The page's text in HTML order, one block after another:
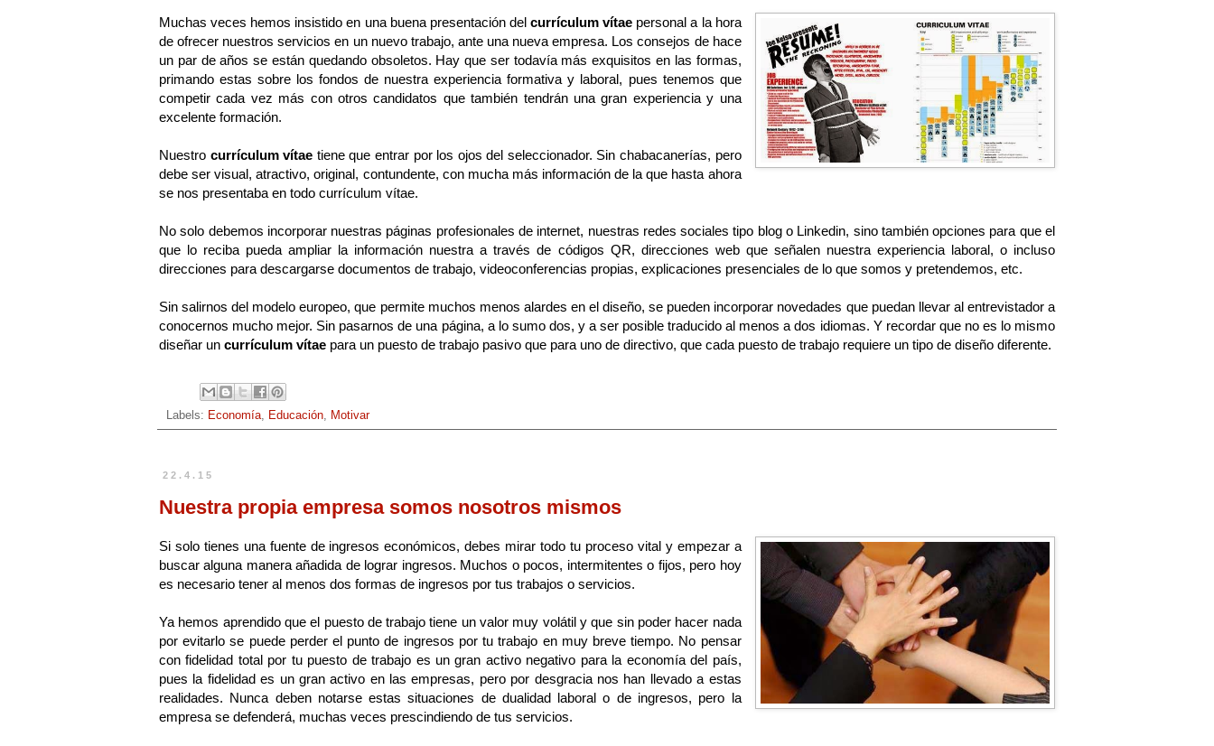
Muchas veces hemos insistido en una buena presentación delcurrículum vítae personal a la hora
de ofrecer nuestros servicios en un nuevo trabajo, ante una nueva empresa. Los consejos de hace
un par de años se están quedando obsoletos. Hay que ser todavía más exquisitos en las formas,
primando estas sobre los fondos de nuestra experiencia formativa y laboral, pues tenemos que
competir cada vez más con otros candidatos que también tendrán una gran experiencia y una
excelente formación.
Nuestro currículum vítae tiene que entrar por los ojos del seleccionador. Sin chabacanerías, pero
debe ser visual, atractivo, original, contundente, con mucha más información de la que hasta ahora
se nos presentaba en todo currículum vítae.
No solo debemos incorporar nuestras páginas profesionales de internet, nuestras redes sociales tipo blog o Linkedin, sino también opciones para que el
que lo reciba pueda ampliar la información nuestra a través de códigos QR, direcciones web que señalen nuestra experiencia laboral, o incluso
direcciones para descargarse documentos de trabajo, videoconferencias propias, explicaciones presenciales de lo que somos y pretendemos, etc.
Sin salirnos del modelo europeo, que permite muchos menos alardes en el diseño, se pueden incorporar novedades que puedan llevar al entrevistador a
conocernos mucho mejor. Sin pasarnos de una página, a lo sumo dos, y a ser posible traducido al menos a dos idiomas. Y recordar que no es lo mismo
diseñar un currículum vítae para un puesto de trabajo pasivo que para uno de directivo, que cada puesto de trabajo requiere un tipo de diseño diferente.
Labels: Economía Educación Motivar
22.4.15
Nuestra propia empresa somos nosotros mismos
Si solo tienes una fuente de ingresos económicos, debes mirar todo tu proceso vital y empezar a
buscar alguna manera añadida de lograr ingresos. Muchos o pocos, intermitentes o fijos, pero hoy
es necesario tener al menos dos formas de ingresos por tus trabajos o servicios.
Ya hemos aprendido que el puesto de trabajo tiene un valor muy volátil y que sin poder hacer nada
por evitarlo se puede perder el punto de ingresos por tu trabajo en muy breve tiempo. No pensar
con fidelidad total por tu puesto de trabajo es un gran activo negativo para la economía del país,
pues la fidelidad es un gran activo en las empresas, pero por desgracia nos han llevado a estas
realidades. Nunca deben notarse estas situaciones de dualidad laboral o de ingresos, pero la
empresa se defenderá, muchas veces prescindiendo de tus servicios.